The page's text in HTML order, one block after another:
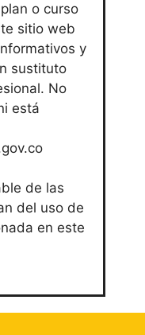
o curso
sitio web
y
sustituto
No
está
de las
del uso de
en este